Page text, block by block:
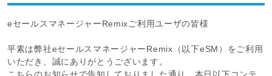
eセールスマネージャーRemixご利用ユーザの皆様
平素は弊社eセールスマネージャーRemix（以下eSM）をご利用
いただき、誠にありがとうございます。